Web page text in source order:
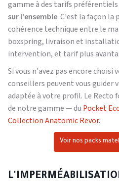
gamme à des tarifs
sur l'ensemble. C'est la façon
cohérence technique entre le
boxspring, livraison et
intervention, et tarif plus
Si vous n'avez pas encore choisi
conseillers peuvent vous guider
adaptée à votre profil. Le Recto
de notre gamme — du Pocket
Collection Anatomic Revor.
Voir nos packs